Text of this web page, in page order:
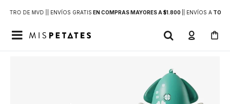
DE MVD | | ENVÍOS GRATIS EN COMPRAS MAYORES A $1.800 | ENVÍOS ATODO
